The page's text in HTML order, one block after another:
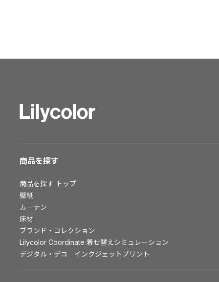
大阪ショールーム
仙台ショールーム
お客様サポート
お客様サポート トップ
資料ダウンロード
画像ダウンロード
動画一覧
お手入れ便利帳
お役立ち資料
お問い合わせ（一般のお客様）
商品を探す
商品を探す トップ
壁紙
カーテン
床材
ブランド・コレクション
Lilycolor Coordinate 着せ替えシミュレーション
デジタル・デコ インクジェットプリント